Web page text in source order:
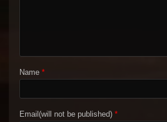
Name *
Email(will not be published) *